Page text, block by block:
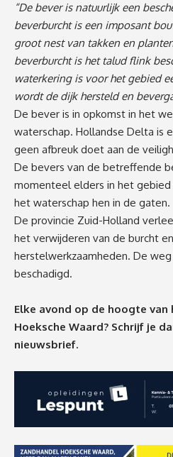
“De bever is natuurlijk een
beverburcht is een imposant
groot nest van takken en
beverburcht is het talud flink
waterkering is voor het gebied
wordt de dijk hersteld en
De bever is in opkomst in het
waterschap. Hollandse Delta is
geen afbreuk doet aan de
De bevers van de betreffende
momenteel elders in het
het waterschap hen in de gaten.
De provincie Zuid-Holland
het verwijderen van de burcht
herstelwerkzaamheden. De
beschadigd.
Elke avond op de hoogte
Hoeksche Waard? Schrijf je
nieuwsbrief.